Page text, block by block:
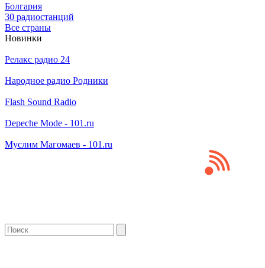
Болгария
30 радиостанций
Все страны
Новинки
Релакс радио 24
Народное радио Родники
Flash Sound Radio
Depeche Mode - 101.ru
Муслим Магомаев - 101.ru